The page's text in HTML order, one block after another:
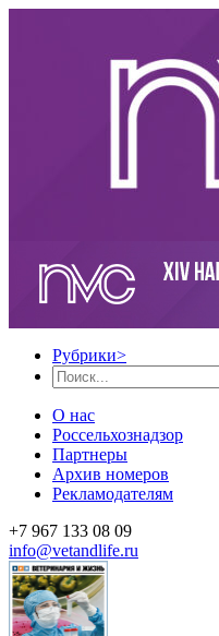
Рубрики>
О нас
Россельхознадзор
Партнеры
Архив номеров
Рекламодателям
+7 967 133 08 09
info@vetandlife.ru